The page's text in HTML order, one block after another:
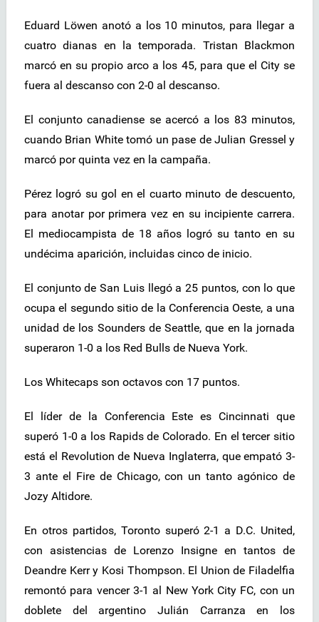
Eduard Löwen anotó a los 10 minutos, para llegar a
cuatro dianas en la temporada. Tristan Blackmon
marcó en su propio arco a los 45, para que el City se
fuera al descanso con 2-0 al descanso.
El conjunto canadiense se acercó a los 83 minutos,
cuando Brian White tomó un pase de Julian Gressel y
marcó por quinta vez en la campaña.
Pérez logró su gol en el cuarto minuto de descuento,
para anotar por primera vez en su incipiente carrera.
El mediocampista de 18 años logró su tanto en su
undécima aparición, incluidas cinco de inicio.
El conjunto de San Luis llegó a 25 puntos, con lo que
ocupa el segundo sitio de la Conferencia Oeste, a una
unidad de los Sounders de Seattle, que en la jornada
superaron 1-0 a los Red Bulls de Nueva York.
Los Whitecaps son octavos con 17 puntos.
El líder de la Conferencia Este es Cincinnati que
superó 1-0 a los Rapids de Colorado. En el tercer sitio
está el Revolution de Nueva Inglaterra, que empató 3-
3 ante el Fire de Chicago, con un tanto agónico de
Jozy Altidore.
En otros partidos, Toronto superó 2-1 a D.C. United,
con asistencias de Lorenzo Insigne en tantos de
Deandre Kerr y Kosi Thompson. El Union de Filadelfia
remontó para vencer 3-1 al New York City FC, con un
doblete del argentino Julián Carranza en los